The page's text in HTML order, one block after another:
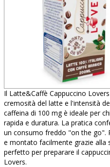
Il Latte&Caffè Cappuccino
cremosità del latte e l'intensità
caffeina di 100 mg è ideale per
rapida e duratura. La pratica
un consumo freddo "on the go".
e montato facilmente grazie alla
perfetto per preparare il
Lovers.